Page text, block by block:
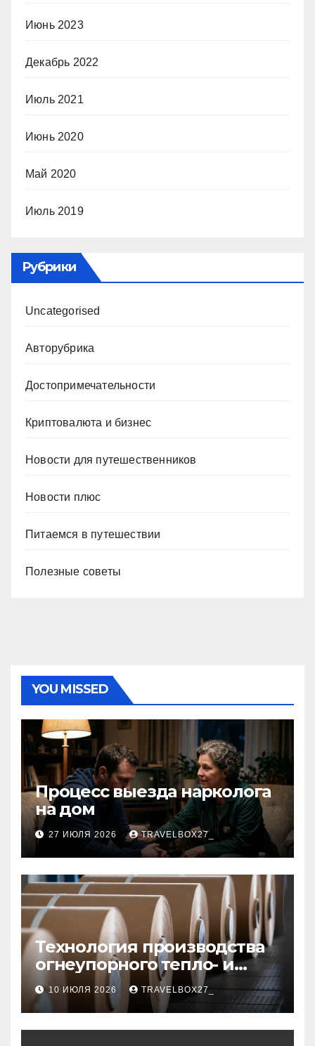
Июнь 2023
Декабрь 2022
Июль 2021
Июнь 2020
Май 2020
Июль 2019
Рубрики
Uncategorised
Авторубрика
Достопримечательности
Криптовалюта и бизнес
Новости для путешественников
Новости плюс
Питаемся в путешествии
Полезные советы
YOU MISSED
Процесс выезда нарколога
на дом
27 ИЮЛЯ 2026 TRAVELBOX27_
Технология производства
огнеупорного тепло- и
звукоизоляционного
картона из
муллитокремнеземистого
волокна
10 ИЮЛЯ 2026 TRAVELBOX27_